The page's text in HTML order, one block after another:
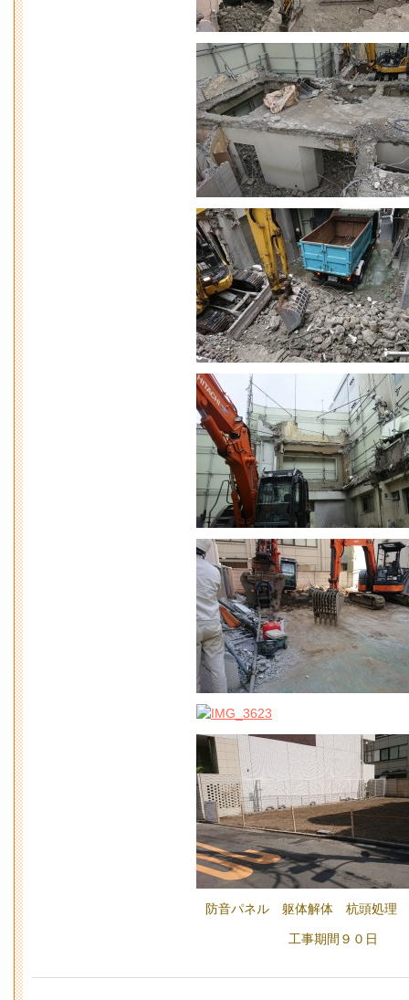
防音パネル 躯体解体 杭頭処理
工事期間９０日